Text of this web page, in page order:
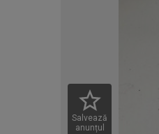
Salvează
anunțul